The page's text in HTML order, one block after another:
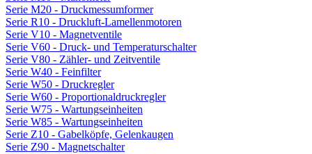
Serie M20 - Druckmessumformer
Serie R10 - Druckluft-Lamellenmotoren
Serie V10 - Magnetventile
Serie V60 - Druck- und Temperaturschalter
Serie V80 - Zähler- und Zeitventile
Serie W40 - Feinfilter
Serie W50 - Druckregler
Serie W60 - Proportionaldruckregler
Serie W75 - Wartungseinheiten
Serie W85 - Wartungseinheiten
Serie Z10 - Gabelköpfe, Gelenkaugen
Serie Z90 - Magnetschalter